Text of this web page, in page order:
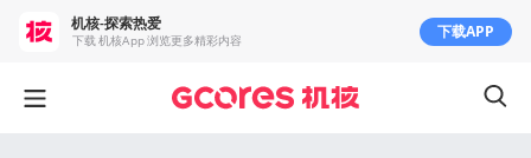
机核-探索热爱
下载 机核App 浏览更多精彩内容 下载APP